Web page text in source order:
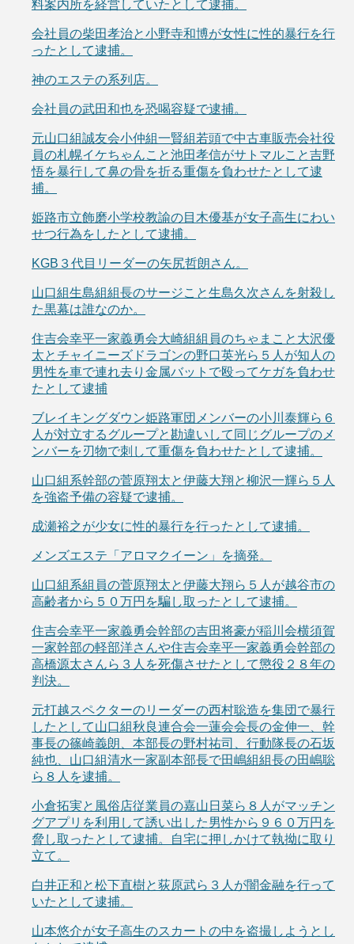
料案内所を経営していたとして逮捕。
会社員の柴田孝治と小野寺和博が女性に性的暴行を行
ったとして逮捕。
神のエステの系列店。
会社員の武田和也を恐喝容疑で逮捕。
元山口組誠友会小仲組一賢組若頭で中古車販売会社役
員の札幌イケちゃんこと池田孝信がサトマルこと吉野
悟を暴行して鼻の骨を折る重傷を負わせたとして逮
捕。
姫路市立飾磨小学校教諭の目木優基が女子高生にわい
せつ行為をしたとして逮捕。
KGB３代目リーダーの矢尻哲朗さん。
山口組生島組組長のサージこと生島久次さんを射殺し
た黒幕は誰なのか。
住吉会幸平一家義勇会大崎組組員のちゃまこと大沢優
太とチャイニーズドラゴンの野口英光ら５人が知人の
男性を車で連れ去り金属バットで殴ってケガを負わせ
たとして逮捕
ブレイキングダウン姫路軍団メンバーの小川泰輝ら６
人が対立するグループと勘違いして同じグループのメ
ンバーを刃物で刺して重傷を負わせたとして逮捕。
山口組系幹部の菅原翔太と伊藤大翔と柳沢一輝ら５人
を強盗予備の容疑で逮捕。
成瀬裕之が少女に性的暴行を行ったとして逮捕。
メンズエステ「アロマクイーン」を摘発。
山口組系組員の菅原翔太と伊藤大翔ら５人が越谷市の
高齢者から５０万円を騙し取ったとして逮捕。
住吉会幸平一家義勇会幹部の吉田将豪が稲川会横須賀
一家幹部の軽部洋さんや住吉会幸平一家義勇会幹部の
高橋源太さんら３人を死傷させたとして懲役２８年の
判決。
元打越スペクターのリーダーの西村聡造を集団で暴行
したとして山口組秋良連合会一蓮会会長の金伸一、幹
事長の篠崎義朗、本部長の野村祐司、行動隊長の石坂
純也、山口組清水一家副本部長で田嶋組組長の田嶋聡
ら８人を逮捕。
小倉拓実と風俗店従業員の嘉山日菜ら８人がマッチン
グアプリを利用して誘い出した男性から９６０万円を
脅し取ったとして逮捕。自宅に押しかけて執拗に取り
立て。
白井正和と松下直樹と荻原武ら３人が闇金融を行って
いたとして逮捕。
山本悠介が女子高生のスカートの中を盗撮しようとし